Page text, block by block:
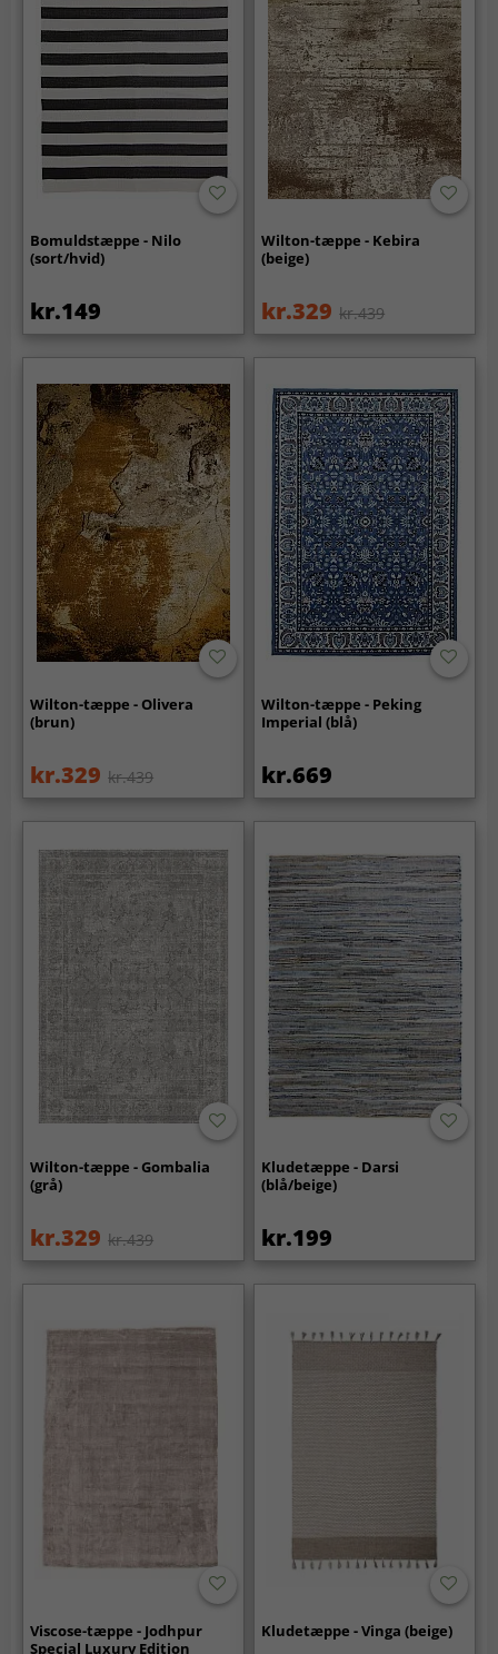
Bomuldstæppe - Nilo
(sort/hvid)
kr.149
Wilton-tæppe - Kebira
(beige)
kr.329 kr.439
Wilton-tæppe - Olivera
(brun)
kr.329 kr.439
Wilton-tæppe - Peking
Imperial (blå)
kr.669
Wilton-tæppe - Gombalia
(grå)
kr.329 kr.439
Kludetæppe - Darsi
(blå/beige)
kr.199
Viscose-tæppe - Jodhpur
Special Luxury Edition
Kludetæppe - Vinga (beige)